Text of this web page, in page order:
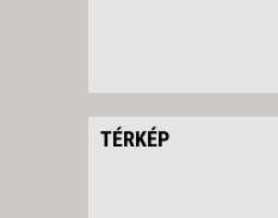
TÉRKÉP